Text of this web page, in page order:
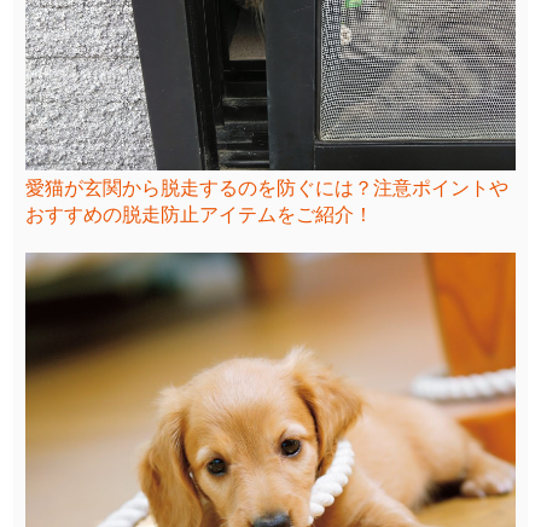
愛猫が玄関から脱走するのを防ぐには？注意ポイントや
おすすめの脱走防止アイテムをご紹介！